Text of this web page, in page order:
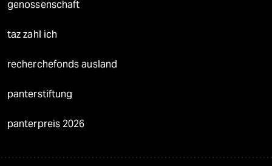
genossenschaft
taz zahl ich
recherchefonds ausland
panterstiftung
panterpreis 2026